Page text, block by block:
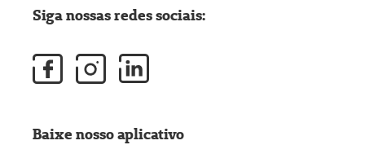
Siga nossas redes sociais:
Baixe nosso aplicativo